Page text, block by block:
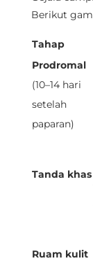
Berikut
Tahap
Prodromal
(10–14 hari
setelah
paparan)
Tanda khas
Ruam kulit